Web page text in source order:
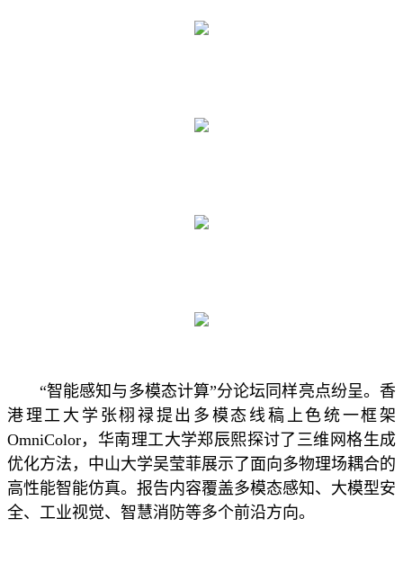
“智能感知与多模态计算”分论坛同样亮点纷呈。香
港理工大学张栩禄提出多模态线稿上色统一框架
OmniColor，华南理工大学郑辰熙探讨了三维网格生成
优化方法，中山大学吴莹菲展示了面向多物理场耦合的
高性能智能仿真。报告内容覆盖多模态感知、大模型安
全、工业视觉、智慧消防等多个前沿方向。